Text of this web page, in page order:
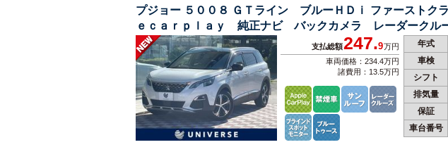
プジョー ５００８ ＧＴライン ブルーＨＤｉ ファースト
ｅｃａｒｐｌａｙ 純正ナビ バックカメラ レーダークル
ト ブラインドスポット ＥＴＣ
年式
車検
シフト
排気量
保証
車台番号
支払総額247.9万円
車両価格：234.4万円
諸費用：13.5万円